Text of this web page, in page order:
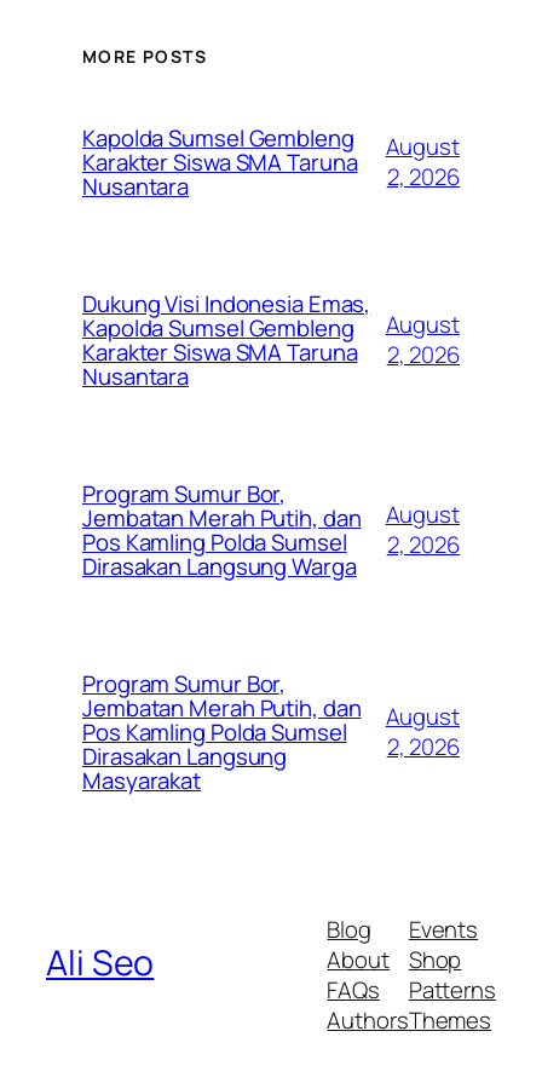
MORE POSTS
Kapolda Sumsel Gembleng
Karakter Siswa SMA Taruna
Nusantara
August
2, 2026
Dukung Visi Indonesia Emas,
Kapolda Sumsel Gembleng
Karakter Siswa SMA Taruna
Nusantara
August
2, 2026
Program Sumur Bor,
Jembatan Merah Putih, dan
Pos Kamling Polda Sumsel
Dirasakan Langsung Warga
August
2, 2026
Program Sumur Bor,
Jembatan Merah Putih, dan
Pos Kamling Polda Sumsel
Dirasakan Langsung
Masyarakat
August
2, 2026
Ali Seo
Blog
About
FAQs
Authors
Events
Shop
Patterns
Themes